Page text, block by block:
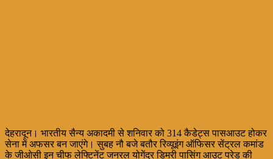
देहरादून। भारतीय सैन्य अकादमी से शनिवार को 314 कैडेट्स पासआउट होकर
सेना में अफसर बन जाएंगे। सुबह नौ बजे बतौर रिव्यूइंग ऑफिसर सेंट्रल कमांड
के जीओसी इन चीफ लेफ्टिनेंट जनरल योगेंद्र डिमरी पासिंग आउट परेड की